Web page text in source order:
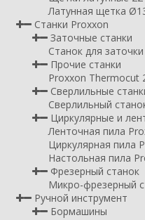
Латунная щетка
Станки Proxxon
Заточные станки
Станок для
Прочие станки
Proxxon Thermocut
Сверлильные
Сверлильный
Циркулярные и
Ленточная пила
Циркулярная пила
Настольная пила
Фрезерный станок
Микро-фрезерный
Ручной инструмент
Бормашины